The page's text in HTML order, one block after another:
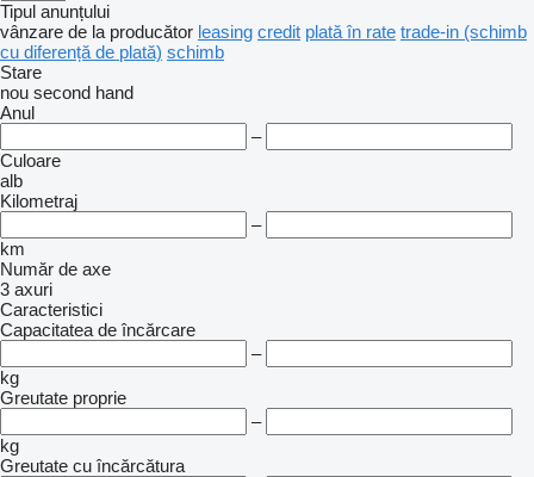
Tipul anunțului
vânzare de la producător leasing credit plată în rate trade-in (schimb
cu diferență de plată) schimb
Stare
nou second hand
Anul
–
Culoare
alb
Kilometraj
–
km
Număr de axe
3 axuri
Caracteristici
Capacitatea de încărcare
–
kg
Greutate proprie
–
kg
Greutate cu încărcătura